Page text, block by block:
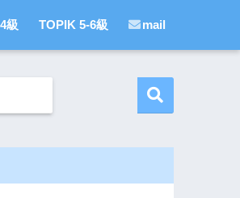
級 TOPIK 5-6級 mail